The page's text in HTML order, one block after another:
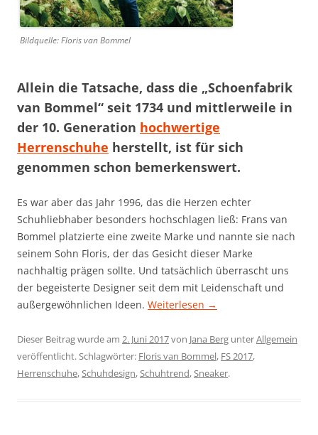
Bildquelle: Floris van Bommel
Allein die Tatsache, dass die „Schoenfabrik
van Bommel“ seit 1734 und mittlerweile in
der 10. Generation hochwertige
Herrenschuhe herstellt, ist für sich
genommen schon bemerkenswert.
Es war aber das Jahr 1996, das die Herzen echter
Schuhliebhaber besonders hochschlagen ließ: Frans van
Bommel platzierte eine zweite Marke und nannte sie nach
seinem Sohn Floris, der das Gesicht dieser Marke
nachhaltig prägen sollte. Und tatsächlich überrascht uns
der begeisterte Designer seit dem mit Leidenschaft und
außergewöhnlichen Ideen. Weiterlesen →
Dieser Beitrag wurde am 2. Juni 2017von Jana Berg unterAllgemein
veröffentlicht. Schlagwörter: Floris van Bommel, FS 2017,
Herrenschuhe,Schuhdesign,Schuhtrend,Sneaker.